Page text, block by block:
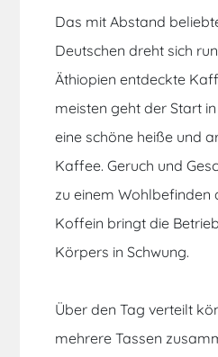
Das mit Abstand
Deutschen dreht sich
Äthiopien entdeckte
meisten geht der Start
eine schöne heiße und
Kaffee. Geruch und
zu einem Wohlbefinden
Koffein bringt die
Körpers in Schwung.
Über den Tag verteilt
mehrere Tassen